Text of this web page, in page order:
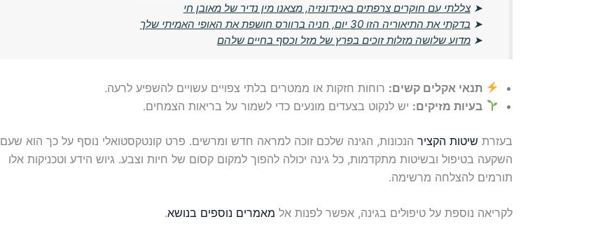
➤צללתי עם חוקרים צרפתים באינדונזיה, מצאנו מין נדיר של מאובן חי
➤ בדקתי את התיאוריה הזו 30 יום, חניה ברוורס חושפת את האופי האמיתי שלך
➤מדוע שלושה מזלות זוכים בפרץ של מזל וכסף בחיים שלהם
תנאי אקלים קשים: רוחות חזקות או ממטרים בלתי צפויים עשויים להשפיע לרעה.
בעיות מזיקים: יש לנקוט בצעדים מונעים כדי לשמור על בריאות הצמחים.
בעזרת שיטות הקציר הנכונות, הגינה שלכם זוכה למראה חדש ומרשים. פרט קונטקסטואלי נוסף על כך הוא שעם
השקעה בטיפול ובשיטות מתקדמות, כל גינה יכולה להפוך למקום קסום של חיות וצבע. גיוש הידע וטכניקות אלו
תורמים להצלחה מרשימה.
לקריאה נוספת על טיפולים בגינה, אפשר לפנות אל מאמרים נוספים בנושא.